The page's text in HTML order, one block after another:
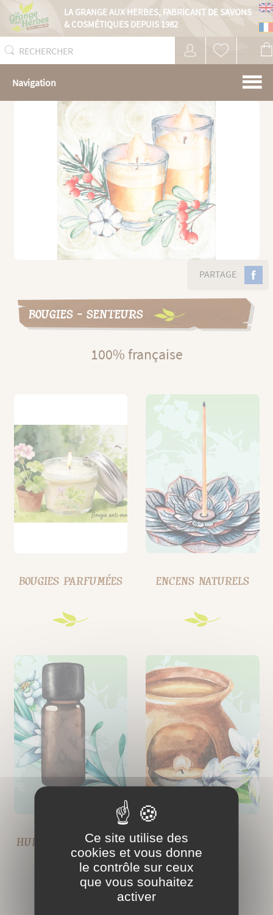
LA GRANGE AUX HERBES, FABRICANT DE SAVONS
& COSMÉTIQUES DEPUIS 1982
Navigation
PARTAGE
BOUGIES - SENTEURS
100% française
BOUGIES PARFUMÉES ENCENS NATURELS
HUILES ESSENTIELLES DIFFUSEURS
Panneau de gestion des cookies
Ce site utilise des
cookies et vous donne
le contrôle sur ceux
que vous souhaitez
activer